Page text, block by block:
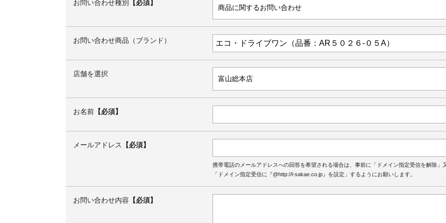
お問い合わせ種別 【必須】
お問い合わせ商品（ブランド）
店舗を選択
お名前 【必須】
メールアドレス 【必須】
携帯電話のメールアドレスへの回答を希望される場合は、事前に「ドメイン指定受信を解除」
「ドメイン指定受信に『@http://l-sakae.co.jp』を設定」するようにお願いします。
お問い合わせ内容 【必須】